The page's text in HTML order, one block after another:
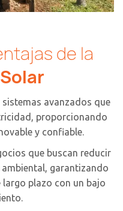
de la
avanzados que
proporcionando
y confiable.
que buscan reducir
garantizando
plazo con un bajo